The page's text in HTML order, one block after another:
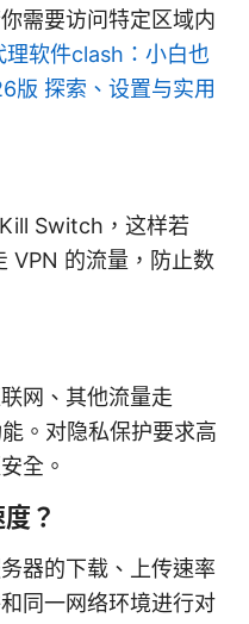
需要访问特定区域内
理软件clash：小白也
版 探索、设置与实用
Switch，这样若
VPN 的流量，防止数
网、其他流量走
。对隐私保护要求高
全。
？
器的下载、上传速率
同一网络环境进行对